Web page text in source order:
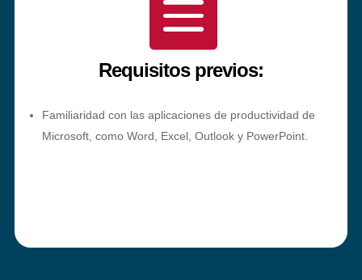
Requisitos previos:
Familiaridad con las aplicaciones de productividad de
Microsoft, como Word, Excel, Outlook y PowerPoint.